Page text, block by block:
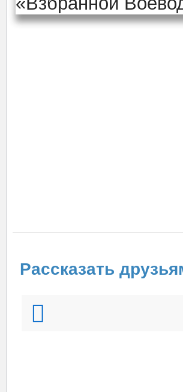
Рассказать